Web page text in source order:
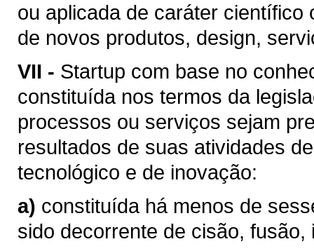
ou aplicada de caráter
de novos produtos, design,
VII - Startup com base no
constituída nos termos da
processos ou serviços sejam
resultados de suas atividades
tecnológico e de inovação:
a) constituída há menos de
sido decorrente de cisão,